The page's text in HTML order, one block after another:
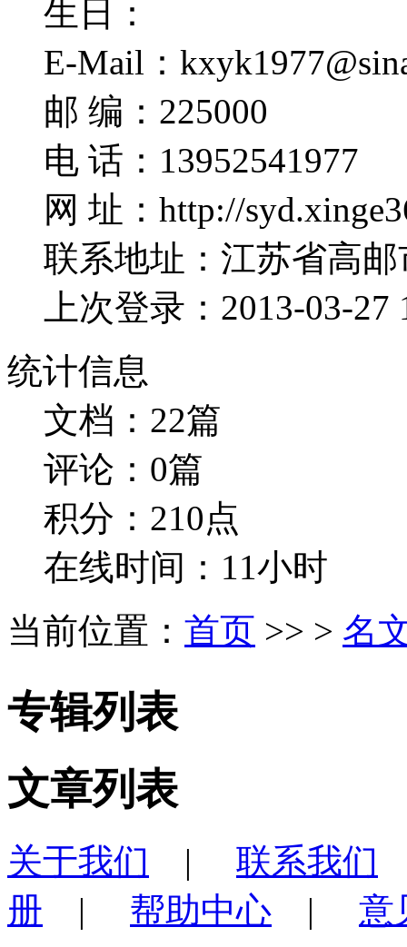
生日：
E-Mail：
邮 编：225000
电 话：13952541977
网 址：http://
联系地址：江苏省高
上次登录：2013-03-27
统计信息
文档：22篇
评论：0篇
积分：210点
在线时间：11小时
当前位置： 首页 >> > 名
专辑列表
文章列表
关于我们 | 联系我们
册 | 帮助中心 | 意